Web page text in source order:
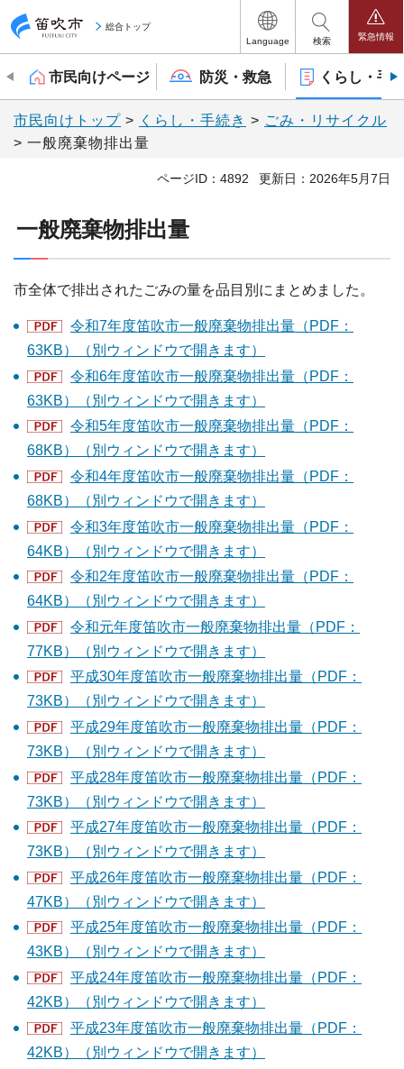
笛吹市
総合トップ
Language
検索 緊急情報
市民向けページ 防災・救急 くらし・手
市民向けトップ > くらし・手続き > ごみ・リサイクル
> 一般廃棄物排出量
ページID：4892 更新日：2026年5月7日
一般廃棄物排出量
市全体で排出されたごみの量を品目別にまとめました。
令和7年度笛吹市一般廃棄物排出量（PDF：
63KB）（別ウィンドウで開きます）
令和6年度笛吹市一般廃棄物排出量（PDF：
63KB）（別ウィンドウで開きます）
令和5年度笛吹市一般廃棄物排出量（PDF：
68KB）（別ウィンドウで開きます）
令和4年度笛吹市一般廃棄物排出量（PDF：
68KB）（別ウィンドウで開きます）
令和3年度笛吹市一般廃棄物排出量（PDF：
64KB）（別ウィンドウで開きます）
令和2年度笛吹市一般廃棄物排出量（PDF：
64KB）（別ウィンドウで開きます）
令和元年度笛吹市一般廃棄物排出量（PDF：
77KB）（別ウィンドウで開きます）
平成30年度笛吹市一般廃棄物排出量（PDF：
73KB）（別ウィンドウで開きます）
平成29年度笛吹市一般廃棄物排出量（PDF：
73KB）（別ウィンドウで開きます）
平成28年度笛吹市一般廃棄物排出量（PDF：
73KB）（別ウィンドウで開きます）
平成27年度笛吹市一般廃棄物排出量（PDF：
73KB）（別ウィンドウで開きます）
平成26年度笛吹市一般廃棄物排出量（PDF：
47KB）（別ウィンドウで開きます）
平成25年度笛吹市一般廃棄物排出量（PDF：
43KB）（別ウィンドウで開きます）
平成24年度笛吹市一般廃棄物排出量（PDF：
42KB）（別ウィンドウで開きます）
平成23年度笛吹市一般廃棄物排出量（PDF：
42KB）（別ウィンドウで開きます）